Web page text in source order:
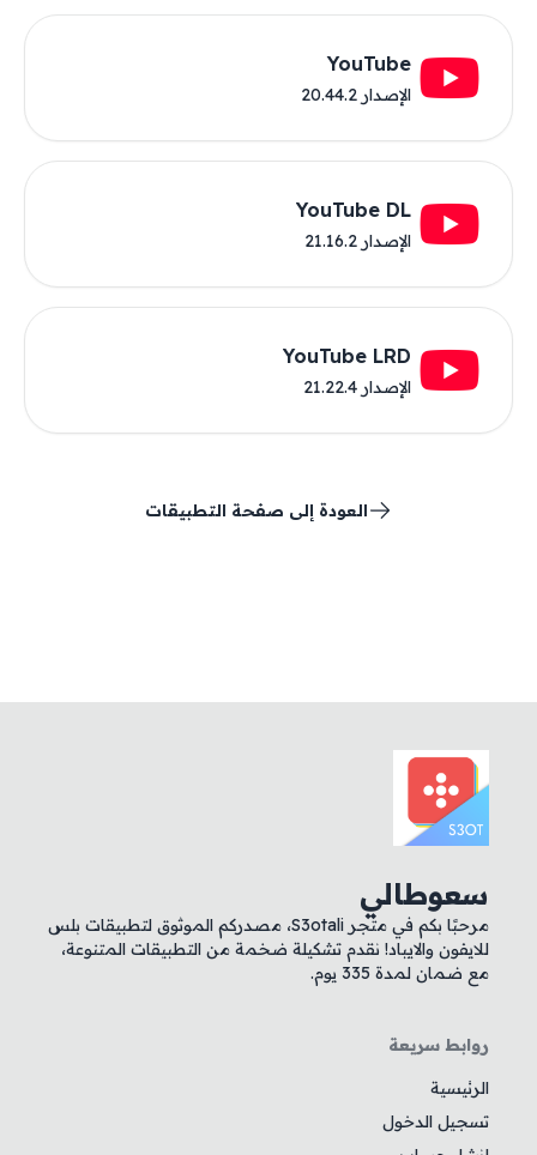
YouTube
الإصدار 20.44.2
YouTube DL
الإصدار 21.16.2
YouTube LRD
الإصدار 21.22.4
العودة إلى صفحة التطبيقات
سعوطالي
مرحبًا بكم في متجر S3otali، مصدركم الموثوق لتطبيقات بلس
للايفون والايباد! نقدم تشكيلة ضخمة من التطبيقات المتنوعة،
مع ضمان لمدة 335 يوم.
روابط سريعة
الرئيسية
تسجيل الدخول